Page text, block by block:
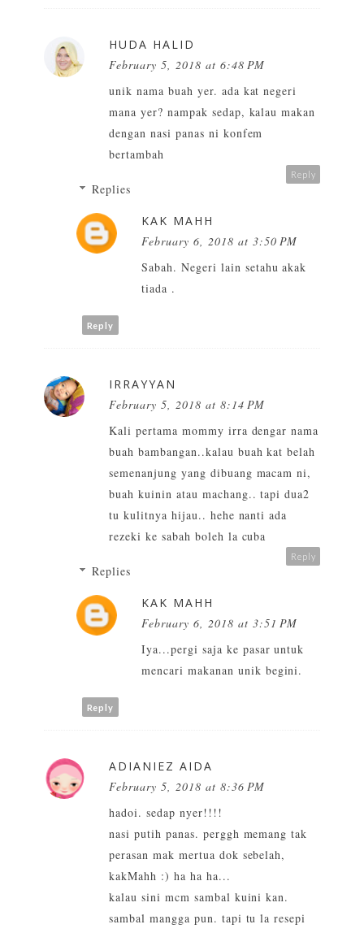
HUDA HALID
February 5, 2018 at 6:48 PM
unik nama buah yer. ada kat negeri
mana yer? nampak sedap, kalau makan
dengan nasi panas ni konfem
bertambah
Reply
Replies
KAK MAHH
February 6, 2018 at 3:50 PM
Sabah. Negeri lain setahu akak
tiada .
Reply
IRRAYYAN
February 5, 2018 at 8:14 PM
Kali pertama mommy irra dengar nama
buah bambangan..kalau buah kat belah
semenanjung yang dibuang macam ni,
buah kuinin atau machang.. tapi dua2
tu kulitnya hijau.. hehe nanti ada
rezeki ke sabah boleh la cuba
Reply
Replies
KAK MAHH
February 6, 2018 at 3:51 PM
Iya...pergi saja ke pasar untuk
mencari makanan unik begini.
Reply
ADIANIEZ AIDA
February 5, 2018 at 8:36 PM
hadoi. sedap nyer!!!!
nasi putih panas. perggh memang tak
perasan mak mertua dok sebelah,
kakMahh :) ha ha ha...
kalau sini mcm sambal kuini kan.
sambal mangga pun. tapi tu la resepi